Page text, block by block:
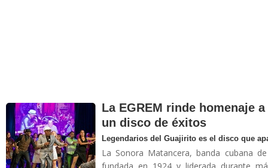
La EGREM rinde homenaje
un disco de éxitos
Legendarios del Guajirito es el disco que
La Sonora Matancera, banda cubana